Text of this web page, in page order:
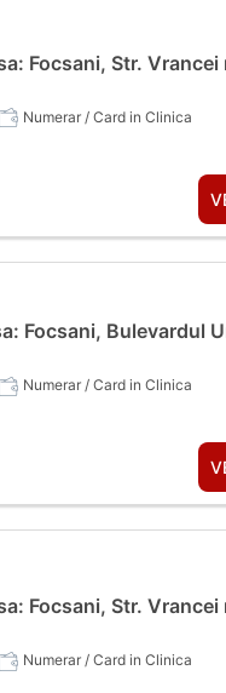
Focsani, Str.
Numerar / Card in Clinica
Focsani, Bulevardul
Numerar / Card in Clinica
Focsani, Str.
Numerar / Card in Clinica